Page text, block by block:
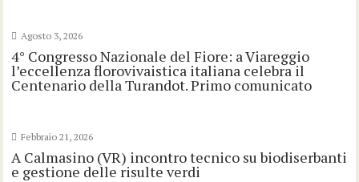
Agosto 3, 2026
4° Congresso Nazionale del Fiore: a Viareggio
l’eccellenza florovivaistica italiana celebra il
Centenario della Turandot. Primo comunicato
Febbraio 21, 2026
A Calmasino (VR) incontro tecnico su biodiserbanti
e gestione delle risulte verdi